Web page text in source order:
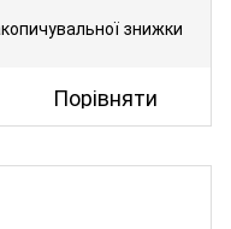
знижки
Порівняти